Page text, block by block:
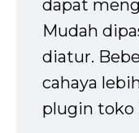
dapat
Mudah
diatur.
cahaya
plugin toko